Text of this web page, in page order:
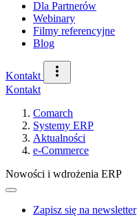
Dla Partnerów
Webinary
Filmy referencyjne
Blog
Kontakt
Kontakt
Comarch
Systemy ERP
Aktualności
e-Commerce
Nowości i wdrożenia ERP
Zapisz się na newsletter